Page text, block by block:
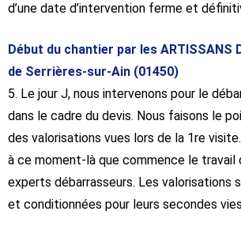
d’une date d’intervention ferme et
Début du chantier par les ARTISSANS
de Serrières-sur-Ain (01450)
5. Le jour J, nous intervenons pour le
dans le cadre du devis. Nous faisons le
des valorisations vues lors de la 1re visite.
à ce moment-là que commence le travail
experts débarrasseurs. Les valorisations
et conditionnées pour leurs secondes